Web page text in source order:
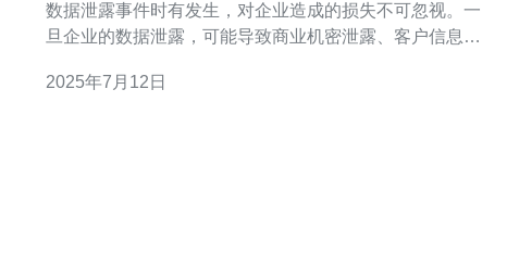
数据泄露事件时有发生，对企业造成的损失不可忽视。一
旦企业的数据泄露，可能导致商业机密泄露、客户信息泄
费用主要包括技术投入、人员培训、安全策略制定等方
2025年7月12日